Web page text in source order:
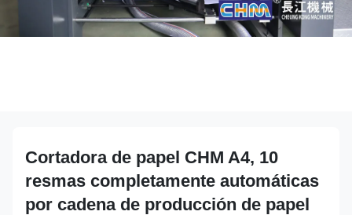
Cortadora de papel CHM A4, 10
resmas completamente automáticas
por cadena de producción de papel